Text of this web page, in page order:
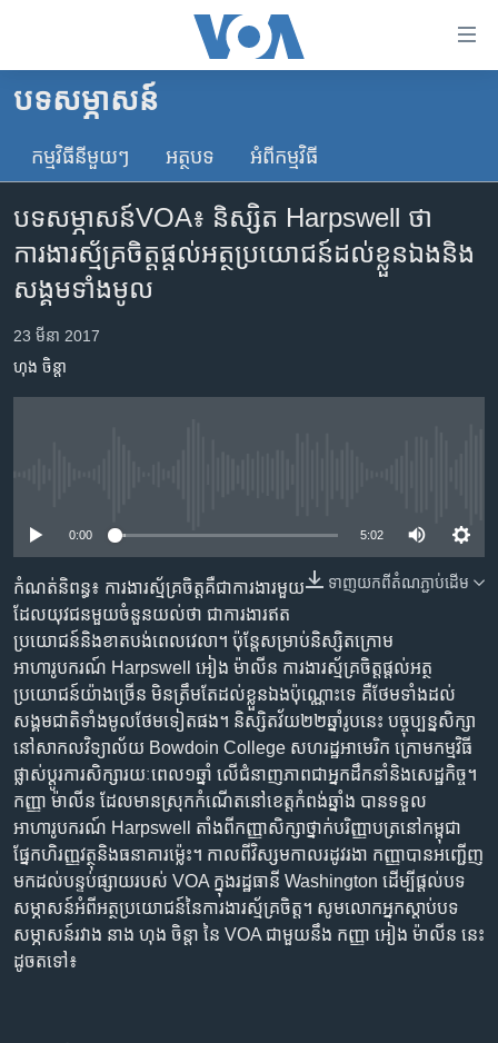
គេហទំព័រ​
និង​
ចូល​
ទំព័រ​
ព័ត៌មាន​​
ម្តង
រំលង​
និង​
សម្ព័ន្ធ​
រំលង​
និង​
ចូល​
ទៅ​
កាន់​
ទំព័រ​
ស្វែង​
រក
កម្ពុជា
អន្តរជាតិ
ហេឡូវីអូអេ
ព្រឹត្តិការណ៍ព័ត៌មាន
ទូរទស្សន៍ / វីដេអូ​
Khmer English
បណ្តាញ​សង្គម
ភាសា
បទ​សម្ភាសន៍
កម្មវិធី​នីមួយៗ អត្ថបទ​ អំពី​កម្មវិធី​
បទសម្ភាសន៍VOA៖ និស្សិត Harpswell ថា
ការងារ​ស្ម័គ្រចិត្ត​ផ្តល់​អត្ថប្រយោជន៍​ដល់​ខ្លួន​ឯង​និង​
សង្គម​ទាំង​មូល
23 មីនា 2017
ហុង ចិន្តា
0:00 5:02
ទាញ​យក​ពី​តំណភ្ជាប់​ដើម
កំណត់​និពន្ធ៖ ការងារ​ស្ម័គ្រចិត្ត​គឺ​ជា​ការងារ​មួយ​
ដែល​យុវជន​មួយ​ចំនួន​យល់​ថា ជា​ការងារ​ឥត
ប្រយោជន៍​និង​ខាត​បង់​ពេលវេលា។ ប៉ុន្តែ​សម្រាប់​និស្សិត​ក្រោម​
អាហារូបករណ៍ Harpswell អៀង ម៉ាលីន ការងារ​ស្ម័គ្រចិត្ត​ផ្តល់​អត្ថ
ប្រយោជន៍​យ៉ាង​ច្រើន មិន​ត្រឹម​តែ​ដល់​ខ្លួន​ឯង​ប៉ុណ្ណោះ​ទេ គឺ​ថែម​ទាំង​ដល់​
សង្គម​ជាតិ​ទាំងមូល​ថែម​ទៀត​ផង។ និស្សិត​វ័យ​២២​ឆ្នាំ​រូប​នេះ បច្ចុប្បន្ន​សិក្សា​
នៅ​សាកលវិទ្យាល័យ Bowdoin College សហរដ្ឋអាមេរិក ក្រោម​កម្មវិធី​
ផ្លាស់ប្ដូរ​ការ​សិក្សា​រយៈពេល​១​ឆ្នាំ លើ​ជំនាញ​ភាព​ជា​អ្នកដឹកនាំ​និង​សេដ្ឋកិច្ច។
កញ្ញា ម៉ាលីន ដែល​មាន​ស្រុក​កំណើត​នៅ​ខេត្ត​កំពង់ឆ្នាំង បាន​ទទួល​
អាហារូបករណ៍​ Harpswell តាំង​ពី​កញ្ញា​សិក្សា​ថ្នាក់​បរិញ្ញាបត្រ​នៅ​កម្ពុជា​
ផ្នែក​ហិរញ្ញវត្ថុ​និង​ធនាគារ​ម៉្លេះ។ កាល​ពី​វិស្សមកាល​រដូវ​រងា កញ្ញា​បាន​អញ្ជើញ​
មក​ដល់​បន្ទប់​ផ្សាយ​របស់​ VOA​ ក្នុង​រដ្ឋធានី Washington ដើម្បី​ផ្តល់​បទ
សម្ភាសន៍​អំពី​អត្ថប្រយោជន៍​នៃ​ការងារ​ស្ម័គ្រចិត្ត។ សូម​លោក​អ្នក​ស្តាប់​បទ
សម្ភាសន៍​រវាង នាង ហុង ចិន្តា នៃ VOA ជាមួយ​នឹង កញ្ញា អៀង ម៉ាលីន នេះ
ដូច​ត​ទៅ៖